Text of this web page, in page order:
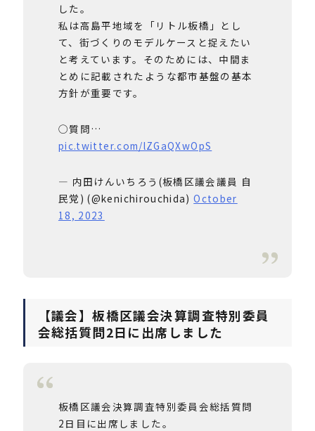
した。
私は高島平地域を「リトル板橋」とし
て、街づくりのモデルケースと捉えたい
と考えています。そのためには、中間ま
とめに記載されたような都市基盤の基本
方針が重要です。
◯質問…
pic.twitter.com/lZGaQXwOpS
— 内田けんいちろう(板橋区議会議員 自
民党) (@kenichirouchida)October
18, 2023
【議会】板橋区議会決算調査特別委員
会総括質問2日に出席しました
板橋区議会決算調査特別委員会総括質問
2日目に出席しました。